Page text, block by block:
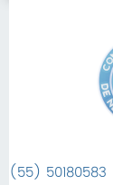
(55) 50180583